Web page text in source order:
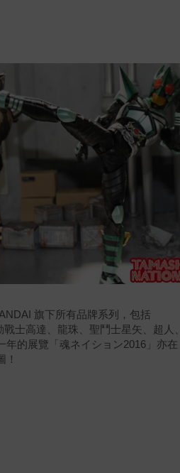
旗下所有品牌系列，包括
士高達、龍珠、聖鬥士星矢、超人、
年的展覽「 魂ネイション2016」亦在